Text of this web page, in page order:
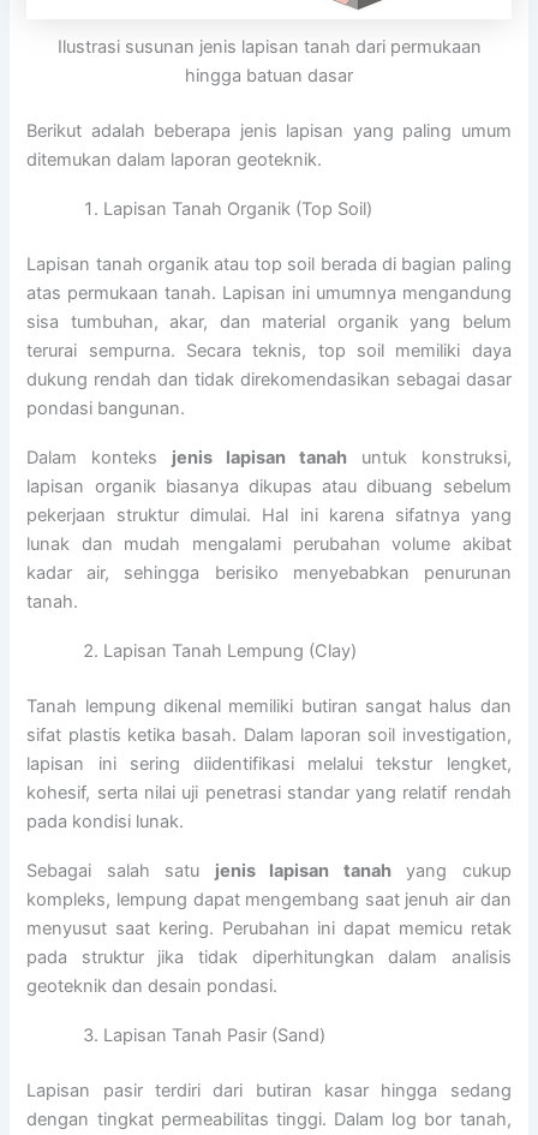
Ilustrasi susunan jenis lapisan tanah dari permukaan
hingga batuan dasar
Berikut adalah beberapa jenis lapisan yang paling umum
ditemukan dalam laporan geoteknik.
Lapisan Tanah Organik (Top Soil)
Lapisan tanah organik atau top soil berada di bagian paling
atas permukaan tanah. Lapisan ini umumnya mengandung
sisa tumbuhan, akar, dan material organik yang belum
terurai sempurna. Secara teknis, top soil memiliki daya
dukung rendah dan tidak direkomendasikan sebagai dasar
pondasi bangunan.
Dalam konteks jenis lapisan tanahuntuk konstruksi,
lapisan organik biasanya dikupas atau dibuang sebelum
pekerjaan struktur dimulai. Hal ini karena sifatnya yang
lunak dan mudah mengalami perubahan volume akibat
kadar air, sehingga berisiko menyebabkan penurunan
tanah.
Lapisan Tanah Lempung (Clay)
Tanah lempung dikenal memiliki butiran sangat halus dan
sifat plastis ketika basah. Dalam laporan soil investigation,
lapisan ini sering diidentifikasi melalui tekstur lengket,
kohesif, serta nilai uji penetrasi standar yang relatif rendah
pada kondisi lunak.
Sebagai salah satu jenis lapisan tanahyang cukup
kompleks, lempung dapat mengembang saat jenuh air dan
menyusut saat kering. Perubahan ini dapat memicu retak
pada struktur jika tidak diperhitungkan dalam analisis
geoteknik dan desain pondasi.
Lapisan Tanah Pasir (Sand)
Lapisan pasir terdiri dari butiran kasar hingga sedang
dengan tingkat permeabilitas tinggi. Dalam log bor tanah,